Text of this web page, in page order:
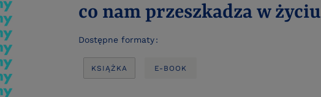
co nam przeszkadza w życiu
Dostępne formaty
KSIĄŻKA E-BOOK